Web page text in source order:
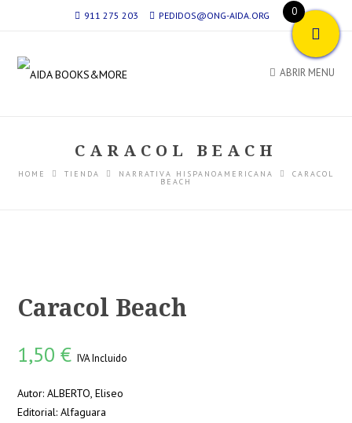
911 275 203 PEDIDOS@ONG-AIDA.ORG
ABRIR MENU
CARACOL BEACH
HOME TIENDA NARRATIVA HISPANOAMERICANA CARACOL
BEACH
Caracol Beach
1,50€ IVA Incluido
Autor: ALBERTO, Eliseo
Editorial: Alfaguara
0